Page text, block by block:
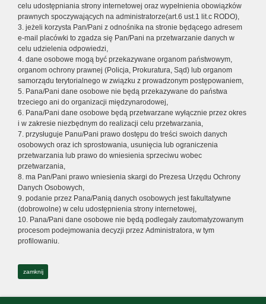
celu udostępniania strony internetowej oraz wypełnienia obowiązków
prawnych spoczywających na administratorze(art.6 ust.1 lit.c RODO),
3. jeżeli korzysta Pan/Pani z odnośnika na stronie będącego adresem
e-mail placówki to zgadza się Pan/Pani na przetwarzanie danych w
celu udzielenia odpowiedzi,
4. dane osobowe mogą być przekazywane organom państwowym,
organom ochrony prawnej (Policja, Prokuratura, Sąd) lub organom
samorządu terytorialnego w związku z prowadzonym postępowaniem,
5. Pana/Pani dane osobowe nie będą przekazywane do państwa
trzeciego ani do organizacji międzynarodowej,
6. Pana/Pani dane osobowe będą przetwarzane wyłącznie przez okres
i w zakresie niezbędnym do realizacji celu przetwarzania,
7. przysługuje Panu/Pani prawo dostępu do treści swoich danych
osobowych oraz ich sprostowania, usunięcia lub ograniczenia
przetwarzania lub prawo do wniesienia sprzeciwu wobec
przetwarzania,
8. ma Pan/Pani prawo wniesienia skargi do Prezesa Urzędu Ochrony
Danych Osobowych,
9. podanie przez Pana/Panią danych osobowych jest fakultatywne
(dobrowolne) w celu udostępnienia strony internetowej,
10. Pana/Pani dane osobowe nie będą podlegały zautomatyzowanym
procesom podejmowania decyzji przez Administratora, w tym
profilowaniu.
zamknij